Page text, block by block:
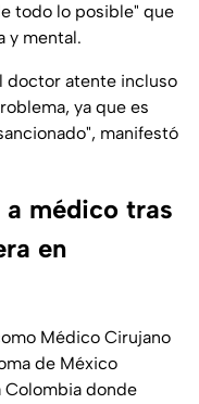
todo lo posible" que
y mental.
doctor atente incluso
ya que es
", manifestó
médico tras
en
Médico Cirujano
de México
Colombia donde